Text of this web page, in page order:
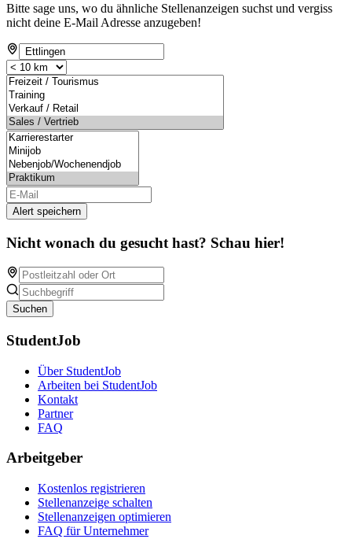
Bitte sage uns, wo du ähnliche Stellenanzeigen suchst und vergiss
nicht deine E-Mail Adresse anzugeben!
Alert speichern
Nicht wonach du gesucht hast? Schau hier!
Suchen
StudentJob
Über StudentJob
Arbeiten bei StudentJob
Kontakt
Partner
FAQ
Arbeitgeber
Kostenlos registrieren
Stellenanzeige schalten
Stellenanzeigen optimieren
FAQ für Unternehmer